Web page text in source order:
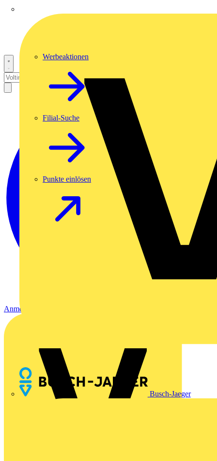
Busch-Jaeger
Werbeaktionen
Filial-Suche
Punkte einlösen
Anmelden